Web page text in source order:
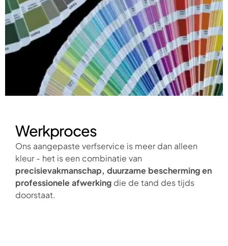
Werkproces
Ons aangepaste verfservice is meer dan alleen
kleur - het is een combinatie van
precisievakmanschap, duurzame bescherming en
professionele afwerking die de tand des tijds
doorstaat.